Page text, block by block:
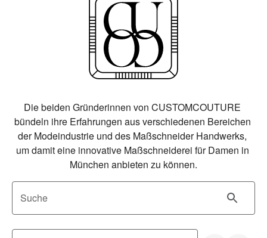
Die beiden Gründerinnen von CUSTOMCOUTURE
bündeln ihre Erfahrungen aus verschiedenen Bereichen
der Modeindustrie und des Maßschneider Handwerks,
um damit eine innovative Maßschneiderei für Damen in
München anbieten zu können.
Suche